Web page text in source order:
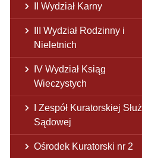
II Wydział Karny
III Wydział Rodzinny i
Nieletnich
IV Wydział Ksiąg
Wieczystych
I Zespół Kuratorskiej
Sądowej
Ośrodek Kuratorski nr 2